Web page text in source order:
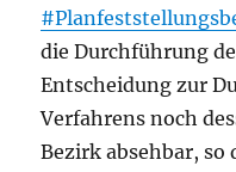
die Durchführung
Entscheidung zur
Verfahrens noch
Bezirk absehbar, so